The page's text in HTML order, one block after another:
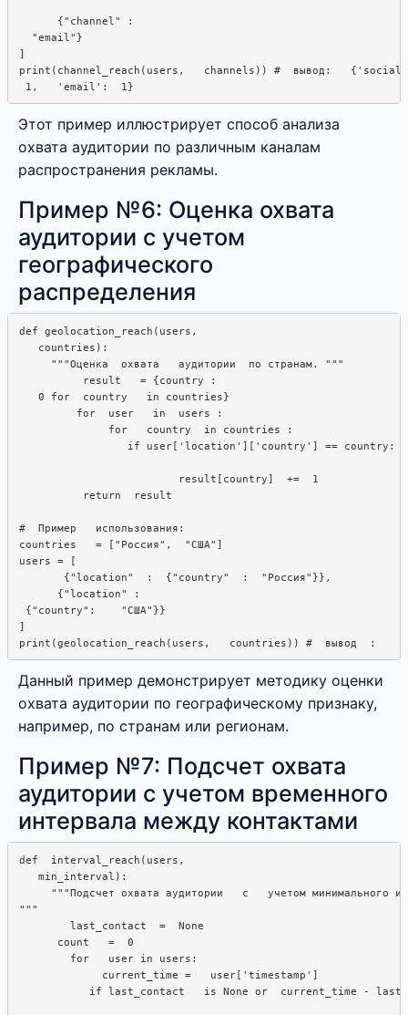
      {"channel" :
  "email"}
]
print(channel_reach(users,   channels)) #  вывод:
Этот пример иллюстрирует способ анализа
охвата аудитории по различным каналам
распространения рекламы.
Пример №6: Оценка охвата
аудитории с учетом
географического
распределения
def geolocation_reach(users,
   countries):
     """Оценка  охвата   аудитории  по странам. """
          result   = {country :
   0 for  country   in countries}
         for  user   in  users :
              for   country  in countries :
                 if user['location']['country'] == country:
                         result[country]  +=  1
          return  result
#  Пример   использования:
countries   = ["Россия",  "США"]
users = [
       {"location"  :  {"country"  :  "Россия"}},
      {"location" :
{"country":    "США"}}
]
Данный пример демонстрирует методику оценки
охвата аудитории по географическому признаку,
например, по странам или регионам.
Пример №7: Подсчет охвата
аудитории с учетом временного
интервала между контактами
def  interval_reach(users,
   min_interval):
"""Подсчет охвата аудитории   с   учетом минимального
"""
        last_contact  =  None
      count   =  0
        for   user in users:
             current_time =   user['timestamp']
if last_contact   is None or  current_time -